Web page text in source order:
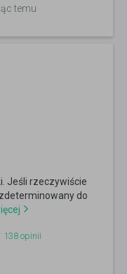
temu
Jeśli rzeczywiście
do
138 opinii